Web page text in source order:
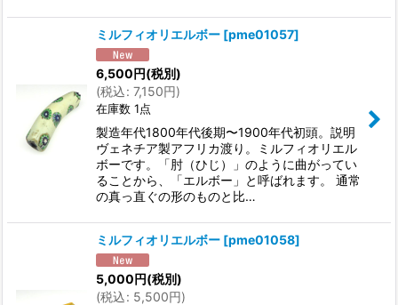
ミルフィオリエルボー [pme01057]
6,500円(税別)
(税込: 7,150円)
在庫数 1点
製造年代1800年代後期〜1900年代初頭。説明
ヴェネチア製アフリカ渡り。ミルフィオリエル
ボーです。「肘（ひじ）」のように曲がってい
ることから、「エルボー」と呼ばれます。 通常
の真っ直ぐの形のものと比…
ミルフィオリエルボー [pme01058]
5,000円(税別)
(税込: 5,500円)